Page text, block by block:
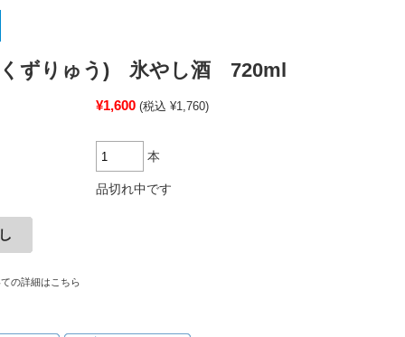
くずりゅう) 氷やし酒 720ml
¥1,600 (税込 ¥1,760)
本
品切れ中です
の詳細はこちら